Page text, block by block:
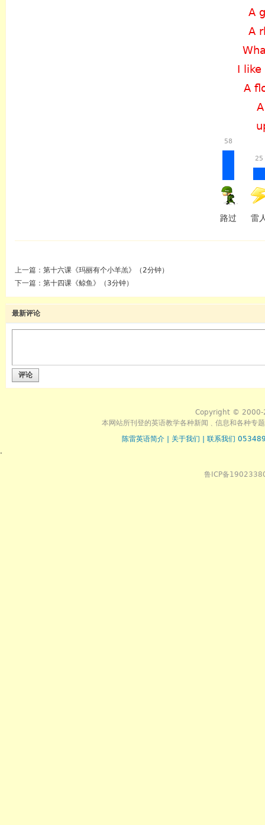
A
A
I like
A
58
路过
25
雷
上一篇： 第十六课《玛丽有个小羊羔》（2分钟）
下一篇： 第十四课《鲸鱼》（3分钟）
最新评论
评论
Copyright © 2000-
本网站所刊登的英语教学各种新闻﹑信息和各种专
陈雷英语简介
关于我们
联系我们
.
鲁ICP备